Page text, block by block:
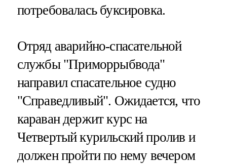
потребовалась буксировка.
Отряд аварийно-спасательной
службы "Приморрыбвода"
направил спасательное судно
"Справедливый". Ожидается, что
караван держит курс на
Четвертый курильский пролив и
должен пройти по нему вечером